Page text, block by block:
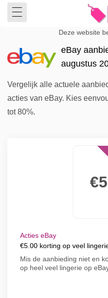
Deze website
eBay
augustus
Vergelijk alle actuele
acties van eBay. Kies
tot 80%.
Acties eBay
€5.00 korting op veel
Mis de aanbieding niet en
op heel veel lingerie op